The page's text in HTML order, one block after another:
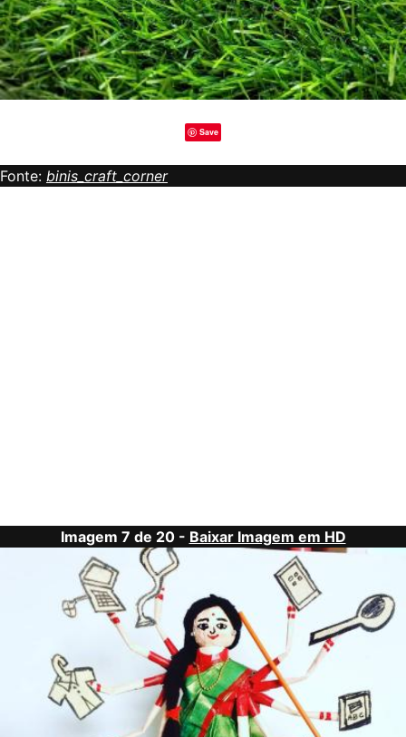
Save
Fonte: binis_craft_corner
Imagem 7 de 20 - Baixar Imagem em HD